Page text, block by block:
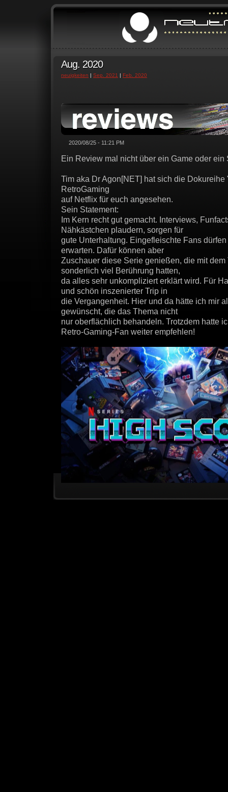
Aug. 2020
neuigkeiten | Sep. 2021 | Feb. 2020
2020/08/25 - 11:21 PM
Ein Review mal nicht über ein Game oder ein
Tim aka Dr Agon[NET] hat sich die
RetroGaming
auf Netflix für euch angesehen.
Sein Statement:
Im Kern recht gut gemacht. Interviews,
Nähkästchen plaudern, sorgen für
gute Unterhaltung. Eingefleischte Fans
erwarten. Dafür können aber
Zuschauer diese Serie genießen, die mit
sonderlich viel Berührung hatten,
da alles sehr unkompliziert erklärt wird. Für
und schön inszenierter Trip in
die Vergangenheit. Hier und da hätte ich mir
gewünscht, die das Thema nicht
nur oberflächlich behandeln. Trotzdem hatte
Retro-Gaming-Fan weiter empfehlen!